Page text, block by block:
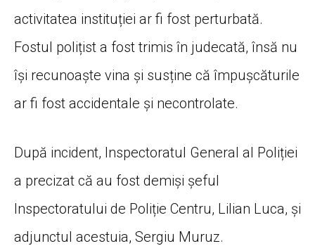
activitatea instituției ar fi fost perturbată.
Fostul polițist a fost trimis în judecată, însă nu
își recunoaște vina și susține că împușcăturile
ar fi fost accidentale și necontrolate.
După incident, Inspectoratul General al Poliției
a precizat că au fost demiși șeful
Inspectoratului de Poliție Centru, Lilian Luca, și
adjunctul acestuia, Sergiu Muruz.